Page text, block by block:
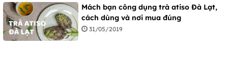
Mách bạn công dụng trà atiso Đà Lạt,
cách dùng và nơi mua đúng
31/05/2019